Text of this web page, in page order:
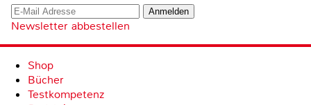
Newsletter abbestellen
Shop
Bücher
Testkompetenz